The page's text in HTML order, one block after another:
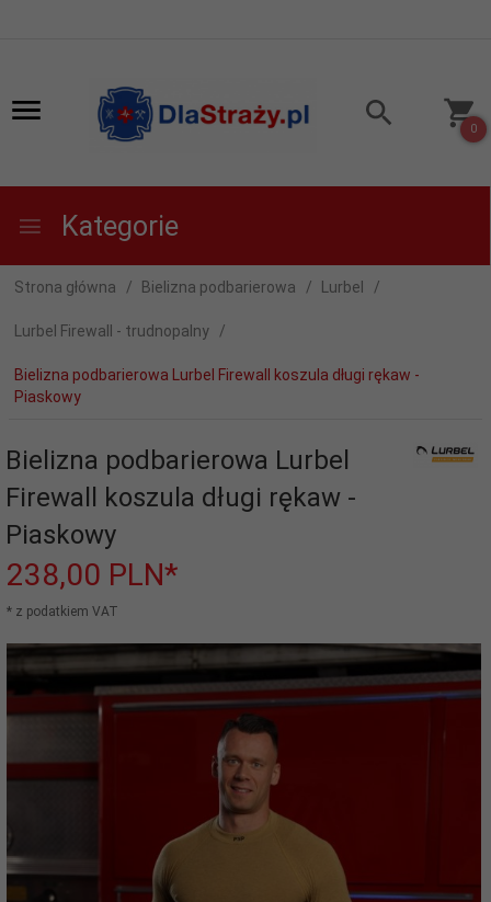
0
Kategorie
Strona główna Bielizna podbarierowa Lurbel
Lurbel Firewall - trudnopalny
Bielizna podbarierowa Lurbel Firewall koszula długi rękaw -
Piaskowy
Bielizna podbarierowa Lurbel
Firewall koszula długi rękaw -
Piaskowy
238,00 PLN*
* z podatkiem VAT